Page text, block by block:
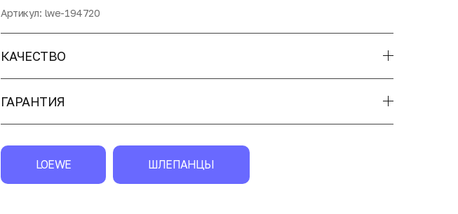
Артикул: lwe-194720
КАЧЕСТВО
ГАРАНТИЯ
LOEWE ШЛЕПАНЦЫ